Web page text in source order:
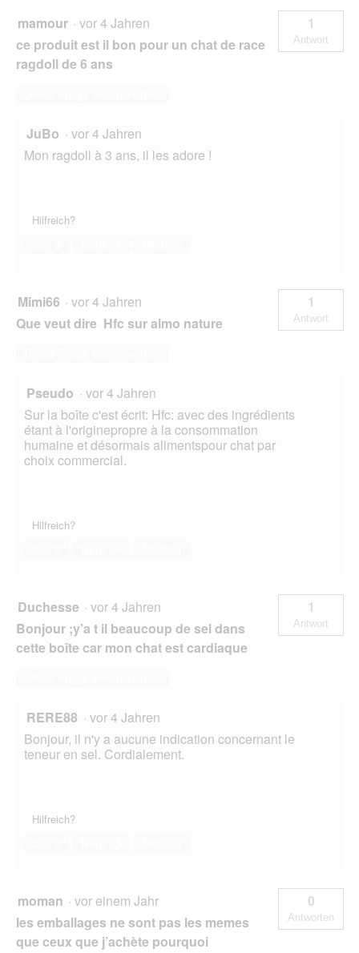
mamour · vor 4 Jahren
ce produit est il bon pour un chat de race
ragdoll de 6 ans
1
Antwort
JuBo · vor 4 Jahren
Mon ragdoll à 3 ans, il les adore !
Hilfreich?
Mimi66 · vor 4 Jahren
Que veut dire Hfc sur almo nature
1
Antwort
Pseudo · vor 4 Jahren
Sur la boîte c'est écrit: Hfc: avec des ingrédients
étant à l'originepropre à la consommation
humaine et désormais alimentspour chat par
choix commercial.
Hilfreich?
Duchesse · vor 4 Jahren
Bonjour ;y’a t il beaucoup de sel dans
cette boîte car mon chat est cardiaque
1
Antwort
RERE88 · vor 4 Jahren
Bonjour, il n'y a aucune indication concernant le
teneur en sel. Cordialement.
Hilfreich?
moman · vor einem Jahr
les emballages ne sont pas les memes
que ceux que j’achète pourquoi
0
Antworten